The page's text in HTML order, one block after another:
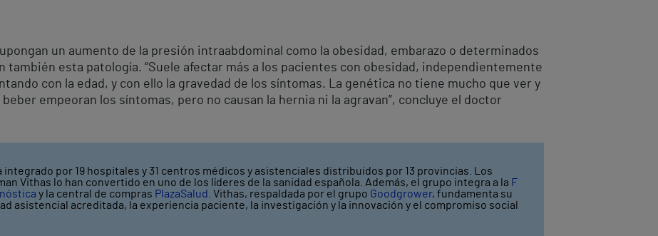
un aumento de la presión intraabdominal como la obesidad, embarazo o determinados
esta patología. “Suele afectar más a los pacientes con obesidad, independientemente
con la edad, y con ello la gravedad de los síntomas. La genética no tiene mucho que ver y
empeoran los síntomas, pero no causan la hernia ni la agravan”, concluye el doctor
integrado por 19 hospitales y 31 centros médicos y asistenciales distribuidos por 13 provincias. Los
Vithas lo han convertido en uno de los líderes de la sanidad española. Además, el grupo integra a la F
y la central de compras PlazaSalud . Vithas, respaldada por el grupo Goodgrower, fundamenta su
asistencial acreditada, la experiencia paciente, la investigación y la innovación y el compromiso social